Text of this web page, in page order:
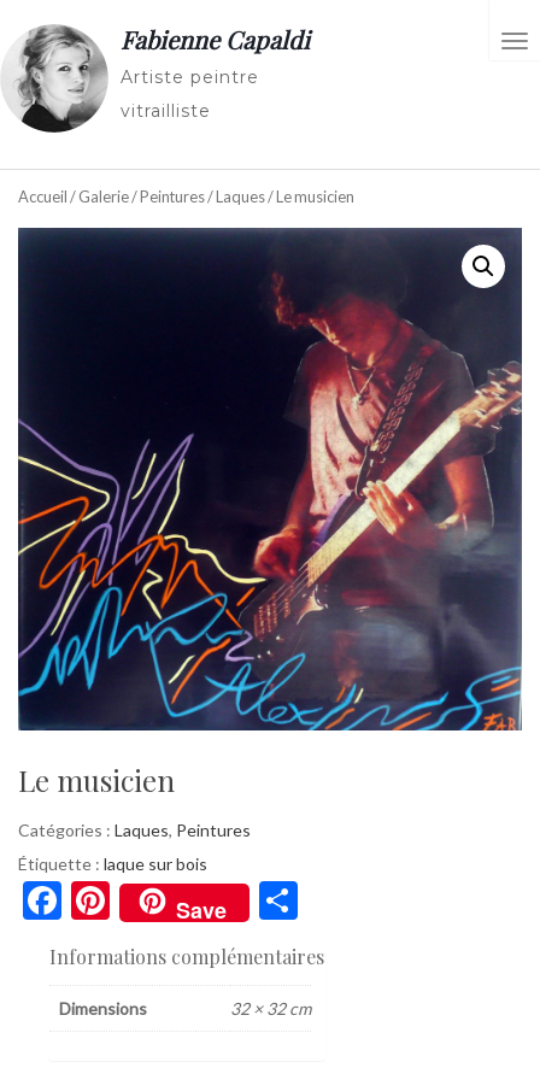
Fabienne Capaldi
Artiste peintre
vitrailliste
Accueil/Galerie/Peintures/Laques/ Le musicien
Le musicien
Catégories : Laques, Peintures
Étiquette : laque sur bois
F
ac
e
b
Pi
nt
er
es
Save
ta
g
Informations complémentaires
Dimensions 32 × 32 cm